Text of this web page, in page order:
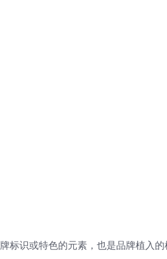
标识或特色的元素，也是品牌植入的